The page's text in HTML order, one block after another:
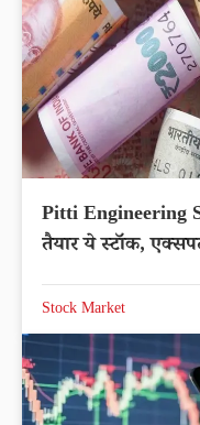
Pitti Engineering
तैयार ये स्टॉक,
Stock Market